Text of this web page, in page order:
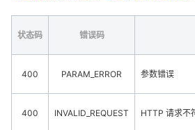
状态码 错误码
400 PARAM_ERROR 参数错误
400 INVALID_REQUEST HTTP 请求不